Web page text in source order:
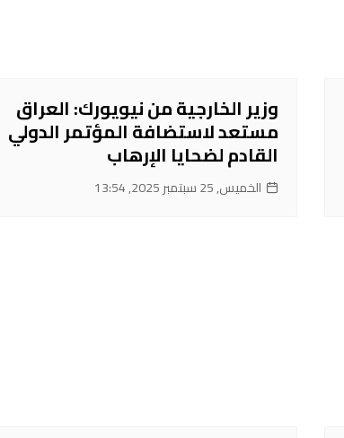
وزير الخارجية من نيويورك: العراق
مستعد لاستضافة المؤتمر الدولي
القادم لضحايا الإرهاب
الخميس, 25 سبتمبر 2025, 13:54